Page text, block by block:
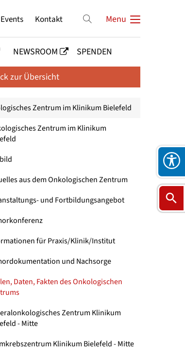
Menu
NEWSROOM SPENDEN
Kontakt
zur Übersicht
Zentrum im Klinikum Bielefeld
Zentrum im Klinikum
aus dem Onkologischen Zentrum
und Fortbildungsangebot
für Praxis/Klinik/Institut
und Nachsorge
Daten, Fakten des Onkologischen
Zentrum Klinikum
- Mitte
Klinikum Bielefeld - Mitte